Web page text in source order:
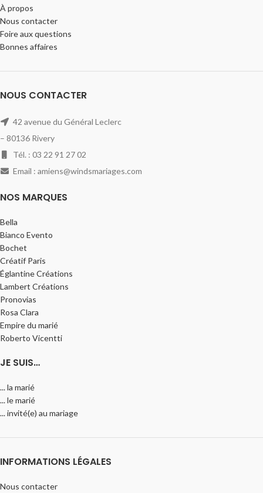
À propos
Nous contacter
Foire aux questions
Bonnes affaires
NOUS CONTACTER
42 avenue du Général Leclerc
– 80136 Rivery
Tél. : 03 22 91 27 02
Email : amiens@windsmariages.com
NOS MARQUES
Bella
Bianco Evento
Bochet
Créatif Paris
Églantine Créations
Lambert Créations
Pronovias
Rosa Clara
Empire du marié
Roberto Vicentti
JE SUIS…
... la marié
... le marié
... invité(e) au mariage
INFORMATIONS LÉGALES
Nous contacter